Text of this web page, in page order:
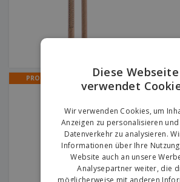
PROMO
Diese Webseite
verwendet
Wir verwenden Cookies, um
Anzeigen zu personalisieren
Datenverkehr zu analysieren.
Informationen über Ihre
Website auch an unsere
Analysepartner weiter, die
möglicherweise mit anderen